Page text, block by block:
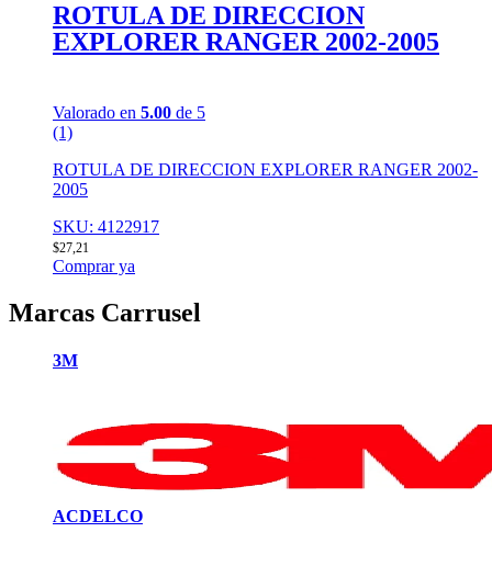
ROTULA DE DIRECCION
EXPLORER RANGER 2002-2005
Valorado en 5.00 de 5
(1)
ROTULA DE DIRECCION EXPLORER RANGER 2002-
2005
SKU: 4122917
$27,21
Comprar ya
Marcas Carrusel
3M
ACDELCO